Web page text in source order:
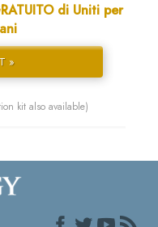
di Uniti per
»
kit also available)